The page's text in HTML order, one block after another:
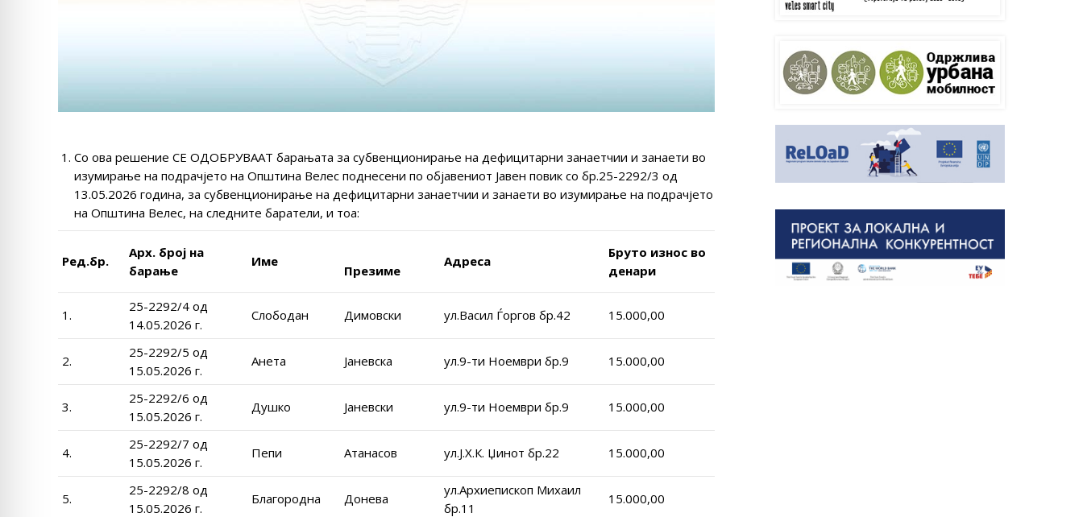
Со ова решение СЕ ОДОБРУВААТ барањата за субвенционирање на дефицитарни занаетчии и занаети во
изумирање на подрачјето на Општина Велес поднесени по објавениот Јавен повик со бр.25-2292/3 од
13.05.2026 година, за субвенционирање на дефицитарни занаетчии и занаети во изумирање на подрачјето
на Општина Велес, на следните баратели, и тоа:
Ред.бр.
Арх. број на
барање
Име
Презиме
Адреса
Бруто износ во
денари
1.
25-2292/4 од
14.05.2026 г.
Слободан Димовски ул.Васил Ѓоргов бр.42 15.000,00
2.
25-2292/5 од
15.05.2026 г.
Анета Јаневска ул.9-ти Ноември бр.9 15.000,00
3.
25-2292/6 од
15.05.2026 г.
Душко Јаневски ул.9-ти Ноември бр.9 15.000,00
4.
25-2292/7 од
15.05.2026 г.
Пепи Атанасов ул.Ј.Х.К. Џинот бр.22 15.000,00
5.
25-2292/8 од
15.05.2026 г.
Благородна Донева
ул.Архиепископ Михаил
бр.11
15.000,00